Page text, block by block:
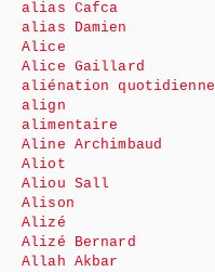
alias Cafca
alias Damien
Alice
Alice Gaillard
aliénation quotidienne
align
alimentaire
Aline Archimbaud
Aliot
Aliou Sall
Alison
Alizé
Alizé Bernard
Allah Akbar